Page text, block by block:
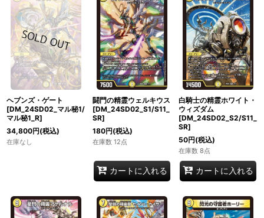
在庫あり
並び順:
絞り込む
ヘブンズ・ゲート
[DM_24SD02_マル秘1/
マル秘1_R]
34,800円(税込)
在庫なし
闘門の精霊ウェルキウス
[DM_24SD02_S1/S11_
SR]
180円(税込)
在庫数 12点
カートに入れる
白騎士の精霊ホワイト・
ウィズダム
[DM_24SD02_S2/S11_
SR]
50円(税込)
在庫数 8点
カートに入れる